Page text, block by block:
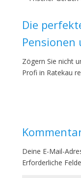
Die
Pensionen
Zögern Sie nicht
Profi in Ratekau
Deine E-Mail-
Erforderliche